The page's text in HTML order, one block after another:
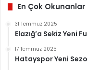
En Çok Okunanlar
31 Temmuz 2025
Elazığ’a Sekiz Yeni
17 Temmuz 2025
Hatayspor Yeni